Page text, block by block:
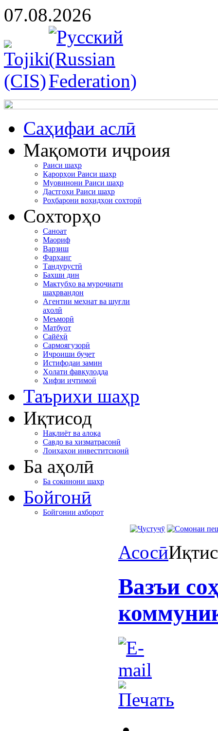
07.08.2026
Cаҳифаи аслӣ
Мақомоти иҷроия
Раиси шаҳр
Қарорҳои Раиси шаҳр
Муовинони Раиси шаҳр
Дастгоҳи Раиси шаҳр
Роҳбарони воҳидҳои сохторӣ
Сохторҳо
Саноат
Маориф
Варзиш
Фарҳанг
Тандурустӣ
Бахши дин
Мактубҳо ва муроҷиати
шаҳрвандон
Агентии меҳнат ва шуғли
аҳолӣ
Меъморӣ
Матбуот
Сайёҳӣ
Сармоягузорӣ
Иҷроиши буҷет
Истифодаи замин
Ҳолати фавқулодда
Хифзи иҷтимоӣ
Таърихи шаҳр
Иқтисод
Нақлиёт ва алоқа
Савдо ва хизматрасонӣ
Лоиҳаҳои инвеститсионӣ
Ба аҳолӣ
Ба сокинони шаҳр
Бойгонӣ
Бойгонии ахборот
Асосӣ
Вазъи